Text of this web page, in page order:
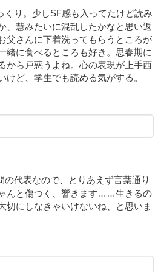
り。少しSF感も入ってたけど読み
、慧みたいに混乱したかなと思い返
父さんに下着洗ってもらうところが
緒に食べるところも好き。思春期に
から戸惑うよね。心の表現が上手西
ど、学生でも読める気がする。
代表なので、とりあえず言葉通り
んと傷つく、響きます……生きるの
切にしなきゃいけないね、と思いま